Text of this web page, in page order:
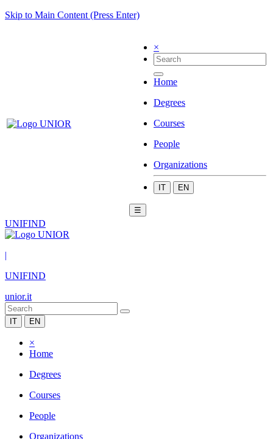
Skip to Main Content (Press Enter)
×
Home
Degrees
Courses
People
Organizations
IT EN
☰
UNIFIND
|
UNIFIND
unior.it
IT EN
×
Home
Degrees
Courses
People
Organizations